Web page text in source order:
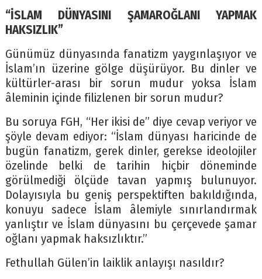
“İSLAM DÜNYASINI ŞAMAROĞLANI YAPMAK
HAKSIZLIK”
Günümüz dünyasında fanatizm yaygınlaşıyor ve
İslam’ın üzerine gölge düşürüyor. Bu dinler ve
kültürler-arası bir sorun mudur yoksa İslam
âleminin içinde filizlenen bir sorun mudur?
Bu soruya FGH, “Her ikisi de” diye cevap veriyor ve
şöyle devam ediyor: “İslam dünyası haricinde de
bugün fanatizm, gerek dinler, gerekse ideolojiler
özelinde belki de tarihin hiçbir döneminde
görülmediği ölçüde tavan yapmış bulunuyor.
Dolayısıyla bu geniş perspektiften bakıldığında,
konuyu sadece İslam âlemiyle sınırlandırmak
yanlıştır ve İslam dünyasını bu çerçevede şamar
oğlanı yapmak haksızlıktır.”
Fethullah Gülen’in laiklik anlayışı nasıldır?